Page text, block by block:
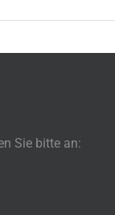
Sie bitte an: